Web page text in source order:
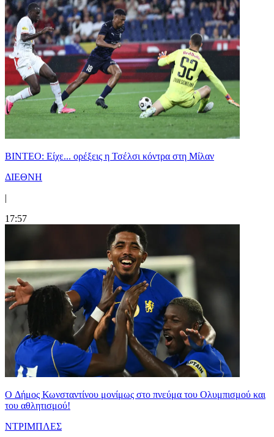
BINTEO: Είχε... ορέξεις η Τσέλσι κόντρα στη Μίλαν
ΔΙΕΘΝΗ
|
17:57
O Δήμος Κωνσταντίνου μονίμως στο πνεύμα του Ολυμπισμού και
του αθλητισμού!
ΝΤΡΙΜΠΛΕΣ